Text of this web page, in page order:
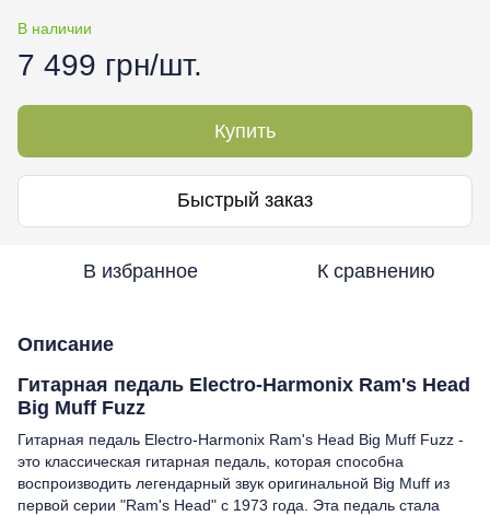
В наличии
7 499 грн/шт.
Купить
Быстрый заказ
В избранное К сравнению
Описание
Гитарная педаль Electro-Harmonix Ram's Head
Big Muff Fuzz
Гитарная педаль Electro-Harmonix Ram's Head Big Muff Fuzz -
это классическая гитарная педаль, которая способна
воспроизводить легендарный звук оригинальной Big Muff из
первой серии "Ram's Head" с 1973 года. Эта педаль стала